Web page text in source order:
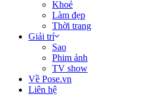
Khoẻ
Làm đẹp
Thời trang
Giải trí
Sao
Phim ảnh
TV show
Về Pose.vn
Liên hệ